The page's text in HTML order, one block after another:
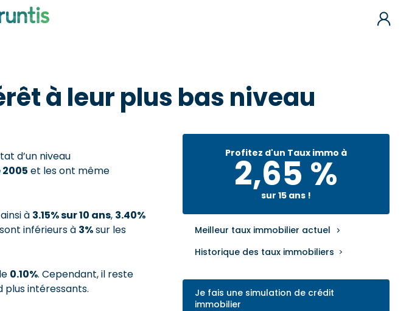
à leur plus bas niveau
d’un niveau
et les ont même
à 3.15% sur 10 ans, 3.40%
inférieurs à 3%sur les
0.10%. Cependant, il reste
plus intéressants.
Profitez d'un Taux immo à
2,65 %
sur 15 ans !
Meilleur taux immobilier actuel
Historique des taux immobiliers
Je fais une simulation de crédit
immobilier